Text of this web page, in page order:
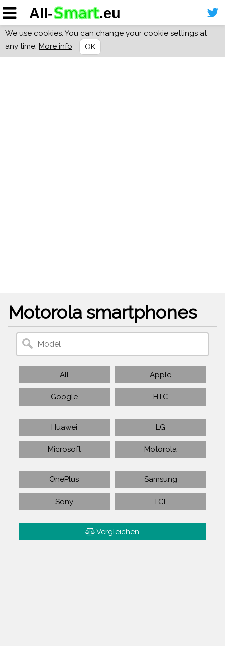
We use cookies. You can change your cookie settings at
any time. More info OK
Motorola smartphones
All Apple
Google HTC
Huawei LG
Microsoft Motorola
OnePlus Samsung
Sony TCL
Vergleichen